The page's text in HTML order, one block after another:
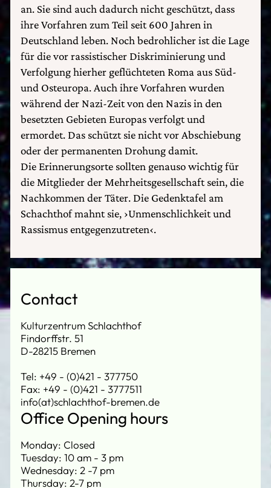
an. Sie sind auch dadurch nicht geschützt, dass
ihre Vorfahren zum Teil seit 600 Jahren in
Deutschland leben. Noch bedrohlicher ist die Lage
für die vor rassistischer Diskriminierung und
Verfolgung hierher geflüchteten Roma aus Süd-
und Osteuropa. Auch ihre Vorfahren wurden
während der Nazi-Zeit von den Nazis in den
besetzten Gebieten Europas verfolgt und
ermordet. Das schützt sie nicht vor Abschiebung
oder der permanenten Drohung damit.
Die Erinnerungsorte sollten genauso wichtig für
die Mitglieder der Mehrheitsgesellschaft sein, die
Nachkommen der Täter. Die Gedenktafel am
Schachthof mahnt sie, ›Unmenschlichkeit und
Rassismus entgegenzutreten‹.
Contact
Kulturzentrum Schlachthof
Findorffstr. 51
D-28215 Bremen
Tel: +49 - (0)421 - 377750
Fax: +49 - (0)421 - 3777511
info(at)schlachthof-bremen.de
Office Opening hours
Monday: Closed
Tuesday: 10 am - 3 pm
Wednesday: 2 -7 pm
Thursday: 2-7 pm